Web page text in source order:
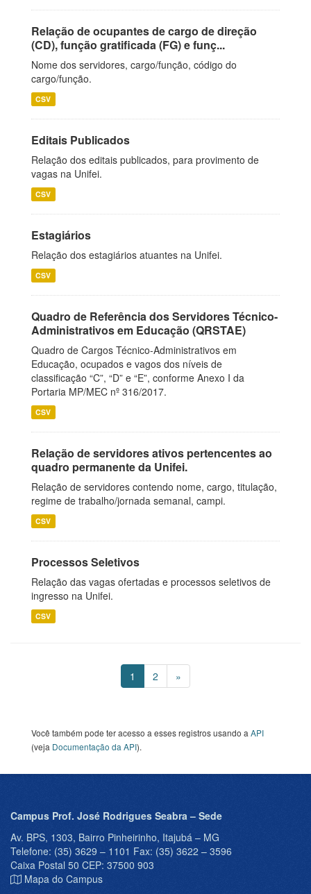
Relação de ocupantes de cargo de direção
(CD), função gratificada (FG) e funç...
Nome dos servidores, cargo/função, código do
cargo/função.
CSV
Editais Publicados
Relação dos editais publicados, para provimento de
vagas na Unifei.
CSV
Estagiários
Relação dos estagiários atuantes na Unifei.
CSV
Quadro de Referência dos Servidores Técnico-
Administrativos em Educação (QRSTAE)
Quadro de Cargos Técnico-Administrativos em
Educação, ocupados e vagos dos níveis de
classificação “C”, “D” e “E”, conforme Anexo I da
Portaria MP/MEC nº 316/2017.
CSV
Relação de servidores ativos pertencentes ao
quadro permanente da Unifei.
Relação de servidores contendo nome, cargo, titulação,
regime de trabalho/jornada semanal, campi.
CSV
Processos Seletivos
Relação das vagas ofertadas e processos seletivos de
ingresso na Unifei.
CSV
1 2 »
Você também pode ter acesso a esses registros usando a API
(veja Documentação da API).
Campus Prof. José Rodrigues Seabra – Sede
Av. BPS, 1303, Bairro Pinheirinho, Itajubá – MG
Telefone: (35) 3629 – 1101 Fax: (35) 3622 – 3596
Caixa Postal 50 CEP: 37500 903
Mapa do Campus